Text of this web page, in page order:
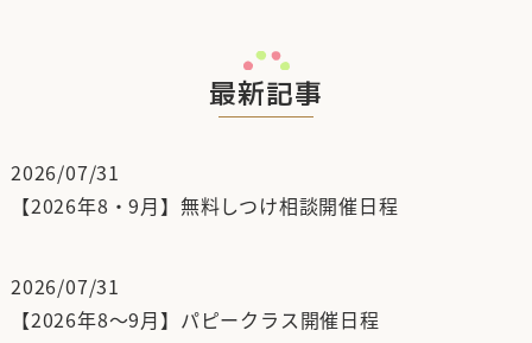
最新記事
【2026年8・9月】無料しつけ相談開催日程
2026/07/31
【2026年8～9月】パピークラス開催日程
2026/07/31